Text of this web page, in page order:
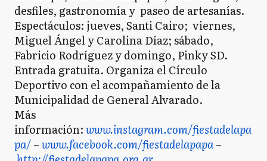
desfiles, gastronomía y paseo de artesanías.
Espectáculos: jueves, Santi Cairo; viernes,
Miguel Ángel y Carolina Díaz; sábado,
Fabricio Rodríguez y domingo, Pinky SD.
Entrada gratuita. Organiza el Círculo
Deportivo con el acompañamiento de la
Municipalidad de General Alvarado.
Más
información:www.instagram.com/fiestadelapa
pa/–www.facebook.com/fiestadelapapa–